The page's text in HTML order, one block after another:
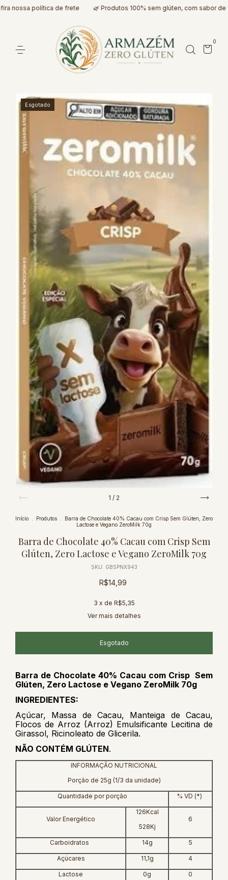
política de frete 🌿 Produtos 100% sem glúten, com sabor de
0
Esgotado
1 / 2
Início . Produtos .
Barra de Chocolate 40% Cacau com Crisp Sem Glúten, Zero
Lactose e Vegano ZeroMilk 70g
Barra de Chocolate 40% Cacau com Crisp Sem
Glúten, Zero Lactose e Vegano ZeroMilk 70g
SKU: GBSPNX943
R$14,99
3 x de R$5,35
Ver mais detalhes
Barra de Chocolate 40% Cacau com Crisp Sem
Glúten, Zero Lactose e Vegano ZeroMilk 70g
INGREDIENTES:
Açúcar, Massa de Cacau, Manteiga de Cacau,
Flocos de Arroz (Arroz) Emulsificante Lecitina de
Girassol, Ricinoleato de Glicerila.
NÃO CONTÉM GLÚTEN.
INFORMAÇÃO NUTRICIONAL
Porção de 25g (1/3 da unidade)
Quantidade por porção % VD (*)
Valor Energético
126Kcal
528Kj
6
Carboidratos 14g 5
Açúcares 11,1g 4
Lactose 0g 0